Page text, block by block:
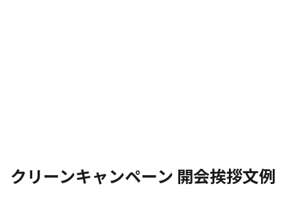
クリーンキャンペーン 開会挨拶文例